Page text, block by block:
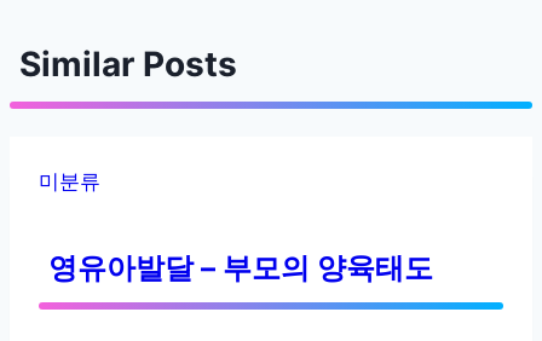
이
션
Similar Posts
미분류
영유아발달 – 부모의 양육태도